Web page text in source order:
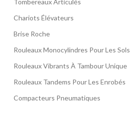
Chariots Élévateurs
Brise Roche
Rouleaux Monocylindres Pour Les Sols
Rouleaux Vibrants À Tambour Unique
Rouleaux Tandems Pour Les Enrobés
Compacteurs Pneumatiques